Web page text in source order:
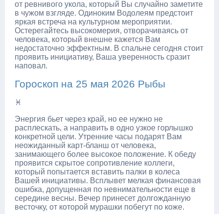
от ревнивого укола, который Вы случайно заметите
в чужом взгляде. Одиноким Водолеям предстоит
яркая встреча на культурном мероприятии.
Остерегайтесь высокомерия, отворачиваясь от
человека, который внешне кажется Вам
недостаточно эффектным. В спальне сегодня стоит
проявить инициативу, Ваша уверенность сразит
наповал.
Гороскоп на 25 мая 2026 Рыбы
♓
Энергия бьет через край, но ее нужно не
расплескать, а направить в одно узкое горлышко
конкретной цели. Утренние часы подарят Вам
неожиданный карт-бланш от человека,
занимающего более высокое положение. К обеду
проявится скрытое сопротивление коллеги,
который попытается вставить палки в колеса
Вашей инициативы. Всплывет мелкая финансовая
ошибка, допущенная по невнимательности еще в
середине весны. Вечер принесет долгожданную
весточку, от которой мурашки побегут по коже.